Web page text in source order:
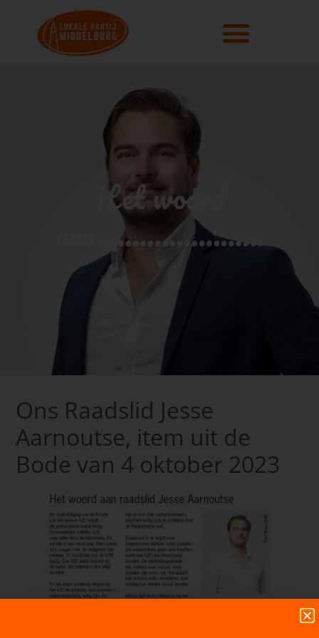
Het woord
aan…………………..
Ons Raadslid Jesse
Aarnoutse, item uit de
Bode van 4 oktober 2023